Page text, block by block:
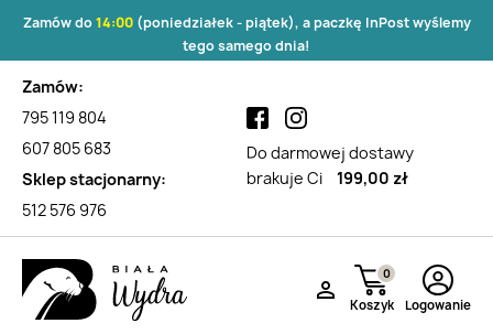
Zamów do14:00(poniedziałek - piątek), a paczkę InPost wyślemy
tego samego dnia!
Zamów:
795 119 804
607 805 683
Sklep stacjonarny:
512 576 976
Do darmowej dostawy
brakuje Ci
199,00 zł

Koszyk
0
Logowanie